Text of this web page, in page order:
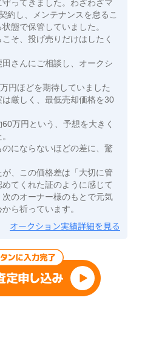
ってきました。わざわざマ
約し、メンテナンスを怠るこ
態で保管していました。
そ、投げ売りだけはしたく
さんにご相談し、オークシ
円ほどを期待していました
厳しく、最低売却価格を30
万円という、予想を大きく
にならないほどの差に、驚
、この価格差は「大切に管
てくれた証のように感じて
のオーナー様のもとで元気
ら祈っています。
オークション実績詳細を見る